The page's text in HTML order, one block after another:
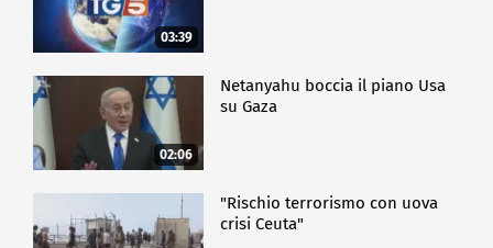
03:39
02:06
Netanyahu boccia il piano Usa
su Gaza
"Rischio terrorismo con uova
crisi Ceuta"